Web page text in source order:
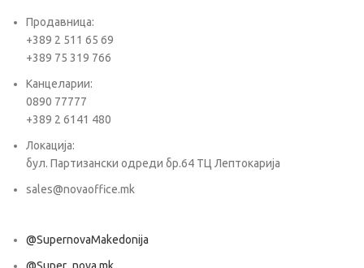
Продавница:
+389 2 511 65 69
+389 75 319 766
Канцеларии:
0890 77777
+389 2 6141 480
Локација:
бул. Партизански одреди бр.64 ТЦ Лептокарија
sales@novaoffice.mk
@SupernovaMakedonija